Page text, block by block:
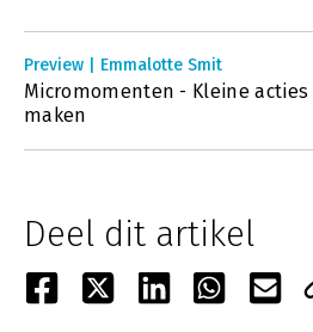
Preview | Emmalotte Smit
Micromomenten - Kleine
maken
Deel dit artikel